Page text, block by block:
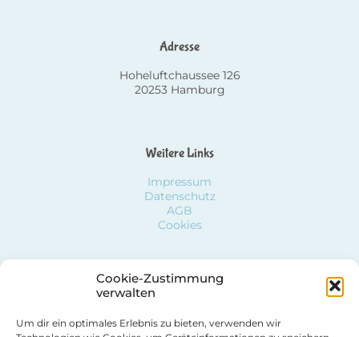
Cookie-Zustimmung
verwalten
Um dir ein optimales Erlebnis zu bieten, verwenden wir
Adresse
Hoheluftchaussee 126
20253 Hamburg
Weitere Links
Impressum
Datenschutz
AGB
Cookies
Social Media
Facebook